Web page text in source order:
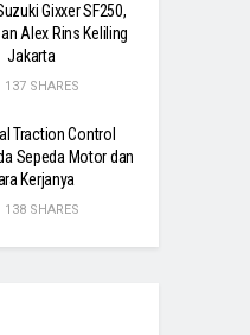
Gixxer SF250,
Alex Rins Keliling
Jakarta
137 SHARES
Traction Control
Sepeda Motor dan
Kerjanya
138 SHARES